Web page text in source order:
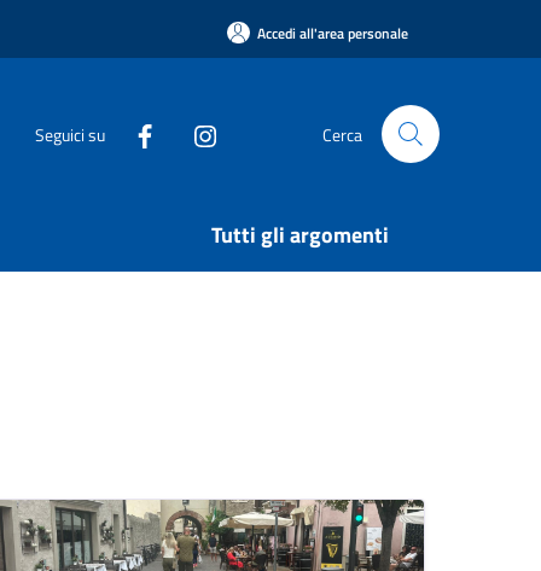
Accedi all'area personale
Seguici su Cerca
Tutti gli argomenti